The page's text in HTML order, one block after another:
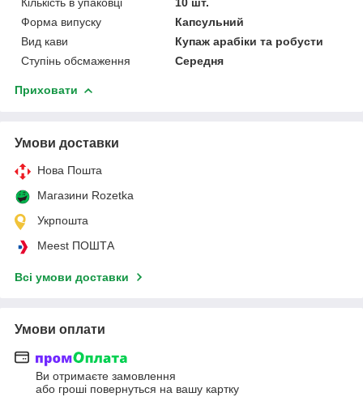
Форма випуску
Капсульний
Вид кави
Купаж арабіки та робусти
Ступінь обсмаження
Середня
Приховати
Умови доставки
Нова Пошта
Магазини Rozetka
Укрпошта
Meest ПОШТА
Всі умови доставки
Умови оплати
Ви отримаєте замовлення
або гроші повернуться на вашу картку